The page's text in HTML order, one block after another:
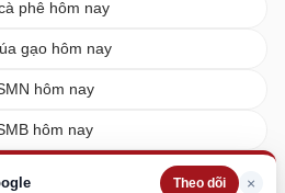
Theo dõi ×
phê hôm nay
gạo hôm nay
hôm nay
hôm nay